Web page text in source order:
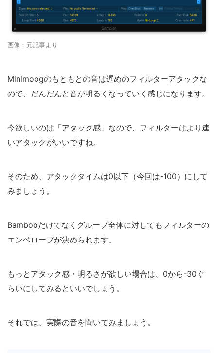
画像：元記事より
Minimoogのもともとの音は遅めのフィルターアタックな
ので、だんだんと音が明るくなっていく感じになります。
今欲しいのは「アタック感」なので、フィルターはより速
いアタックがいいですね。
そのため、アタックタイムは0以下（今回は-100）にして
みましょう。
Bambooだけでなくグループ全体に対してもフィルターの
エンベロープが決められます。
もっとアタック感・明るさが欲しい場合は、0から-30ぐ
らいにしてみるといいでしょう。
それでは、実際の音を聞いてみましょう。